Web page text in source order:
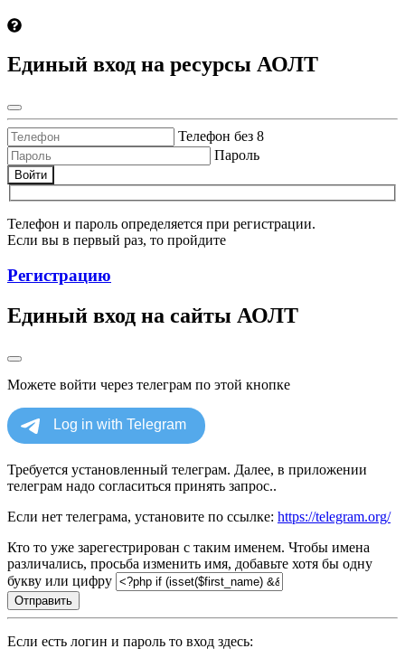
Единый вход на ресурсы АОЛТ
Телефон без 8
Пароль
Войти
Телефон и пароль определяется при регистрации.
Если вы в первый раз, то пройдите
Регистрацию
Единый вход на сайты АОЛТ
Можете войти через телеграм по этой кнопке
Требуется установленный телеграм. Далее, в приложении
телеграм надо согласиться принять запрос..
Если нет телеграма, установите по ссылке: https://telegram.org/
Кто то уже зарегестрирован с таким именем. Чтобы имена
различались, просьба изменить имя, добавьте хотя бы одну
букву или цифру
Отправить
Если есть логин и пароль то вход здесь: